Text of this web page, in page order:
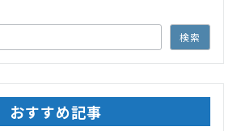
検索
おすすめ記事